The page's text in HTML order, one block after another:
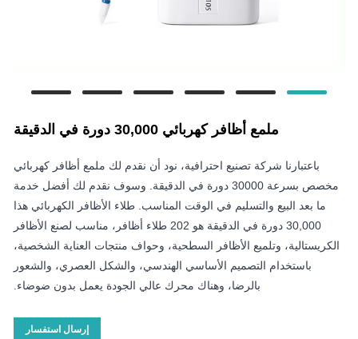
ملمع أظافر كهربائي 30,000 دورة في الدقيقة
باعتبارنا شركة تصنيع احترافية، نود أن نقدم لك ملمع أظافر كهربائي
مخصص بسرعة 30000 دورة في الدقيقة. وسوف نقدم لك أفضل خدمة
ما بعد البيع والتسليم في الوقت المناسب. طلاء الأظافر الكهربائي هذا
30,000 دورة في الدقيقة هو 202 طلاء أظافر، مناسب لصنع الأظافر
الكريستالية، وتلميع الأظافر السطحية، وحواف منتجات العناية الشخصية،
باستخدام التصميم الأساسي الهندسي، والشكل العصري، والشعور
بالرضا، وهناك محرك عالي الجودة يعمل بدون ضوضاء.
إرسال استفسار